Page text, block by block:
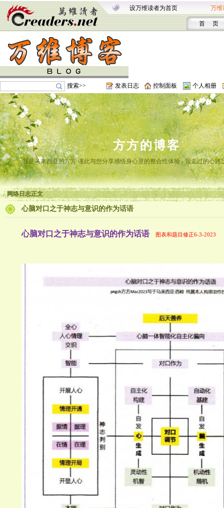
设万维读者为首页 万维
首 页
搜索>> 发表日志 控制面板 个人相册
方方的博客
我是马来西亚的方方 谨此与您分享感悟身心灵的整合性体验 - 我走过的心路
网络日志正文
心脑对口之于神志与意识的作为话语
心脑对口之于神志与意识的作为话语 图表和题目修正6-3-2023